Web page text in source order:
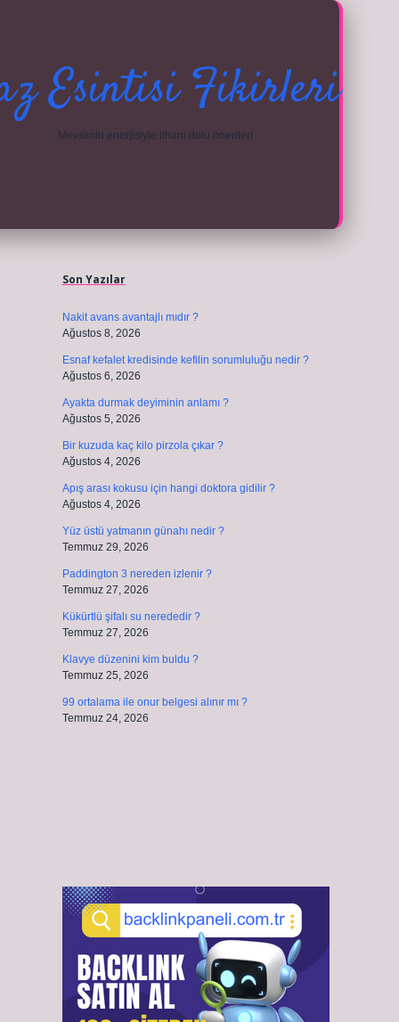
Esintisi Fikirleri
Mevsimin enerjisiyle ilham dolu öneriler!
Sidebar
Son Yazılar
Nakit avans avantajlı mıdır ?
Ağustos 8, 2026
Esnaf kefalet kredisinde kefilin sorumluluğu nedir ?
Ağustos 6, 2026
Ayakta durmak deyiminin anlamı ?
Ağustos 5, 2026
Bir kuzuda kaç kilo pirzola çıkar ?
Ağustos 4, 2026
Apış arası kokusu için hangi doktora gidilir ?
Ağustos 4, 2026
Yüz üstü yatmanın günahı nedir ?
Temmuz 29, 2026
Paddington 3 nereden izlenir ?
Temmuz 27, 2026
Kükürtlü şifalı su nerededir ?
Temmuz 27, 2026
Klavye düzenini kim buldu ?
Temmuz 25, 2026
99 ortalama ile onur belgesi alınır mı ?
Temmuz 24, 2026